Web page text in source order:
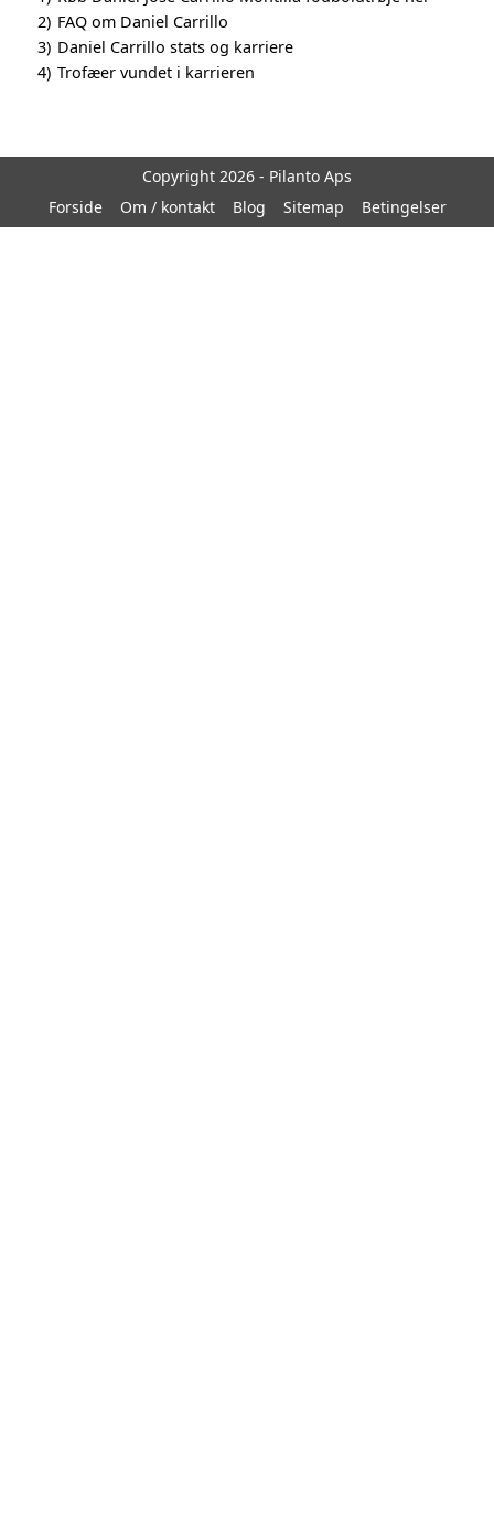
2) FAQ om Daniel Carrillo
3) Daniel Carrillo stats og karriere
4) Trofæer vundet i karrieren
Copyright 2026 - Pilanto Aps
Forside
Om / kontakt Blog Sitemap Betingelser